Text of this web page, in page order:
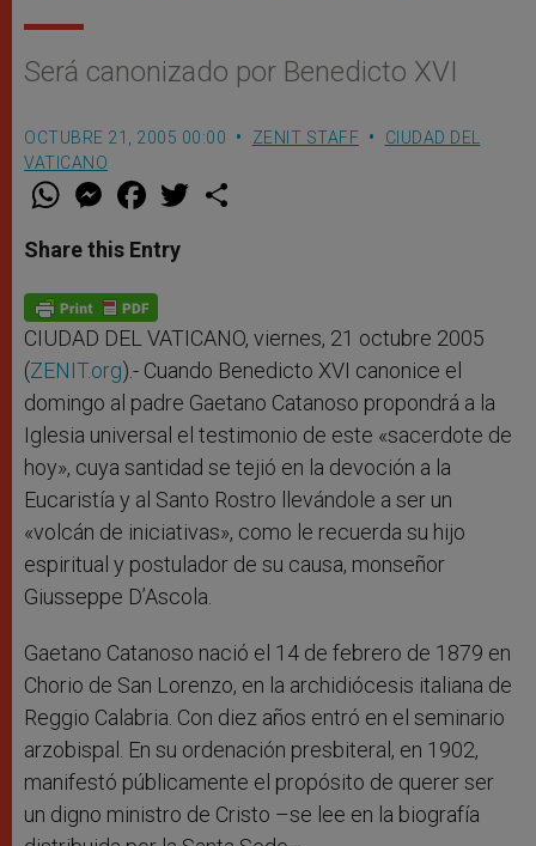
Será canonizado por Benedicto XVI
OCTUBRE 21, 2005 00:00 ZENIT STAFF
CIUDAD DEL
VATICANO
W
t
s
p
p
M
e
s
e
g
e
r
F
a
e
b
o
k
w
Share this Entry
CIUDAD DEL VATICANO, viernes, 21 octubre 2005
(ZENIT.org).- Cuando Benedicto XVI canonice el
domingo al padre Gaetano Catanoso propondrá a la
Iglesia universal el testimonio de este «sacerdote de
hoy», cuya santidad se tejió en la devoción a la
Eucaristía y al Santo Rostro llevándole a ser un
«volcán de iniciativas», como le recuerda su hijo
espiritual y postulador de su causa, monseñor
Giusseppe D’Ascola.
Gaetano Catanoso nació el 14 de febrero de 1879 en
Chorio de San Lorenzo, en la archidiócesis italiana de
Reggio Calabria. Con diez años entró en el seminario
arzobispal. En su ordenación presbiteral, en 1902,
manifestó públicamente el propósito de querer ser
un digno ministro de Cristo –se lee en la biografía